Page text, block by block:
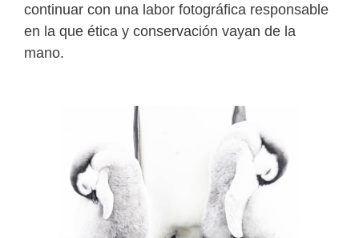
continuar con una labor fotográfica responsable
en la que ética y conservación vayan de la
mano.